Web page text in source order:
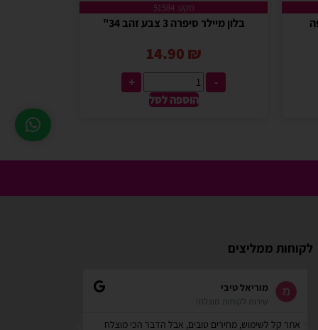
מקט: 51584
בלון מיילר סיפרה 3 צבע זהב 34"
14.90 ₪
-
+
הוספה לסל
לקוחות ממליצים
Shilav Sayag
איכות מדהימה!
הזמנתי בלונים כדי לעצב קשת ליום הולדת של הבן שלי,